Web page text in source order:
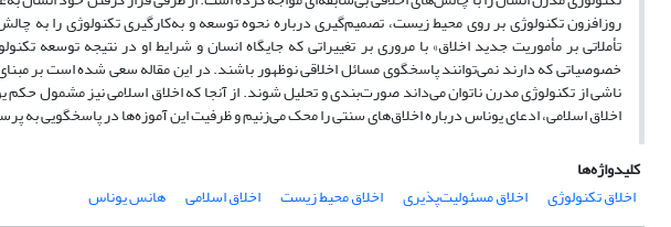
روزافزون تکنولوژی بر روی محیط زیست، تصمیم‌گیری درباره نحوه توسعه و به‌کارگیری تکنولوژی را به
تأملاتی بر مأموریت جدید اخلاق» با مروری بر تغییراتی که جایگاه انسان و شرایط او در نتیجه
خصوصیاتی که دارند نمی‌توانند پاسخگوی مسائل اخلاقی نوظهور باشند. در این مقاله سعی شده است بر
ناشی از تکنولوژی مدرن ناتوان می‌داند صورت‌بندی و تحلیل شوند. از آنجا که اخلاق اسلامی نیز مشمول
اخلاق اسلامی، ادعای یوناس درباره اخلاق‌‌های سنتی را محک می‌زنیم و ظرفیت این آموزه‌ها در پاسخگویی
کلیدواژه‌ها
اخلاق تکنولوژی
اخلاق مسئولیت‌پذیری اخلاق محیط زیست اخلاق اسلامی هانس یوناس